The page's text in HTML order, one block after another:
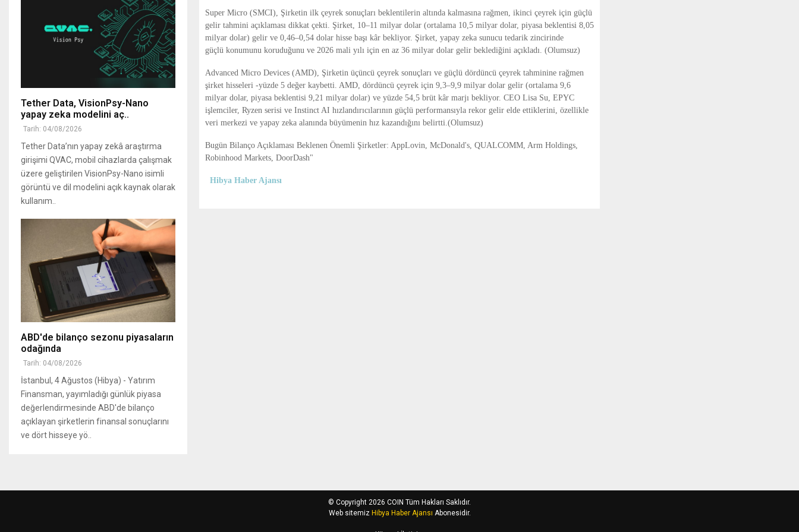
Super Micro (SMCI), Şirketin ilk çeyrek sonuçları beklentilerin altında kalmasına rağmen, ikinci çeyrek için güçlü
gelir tahmini açıklaması dikkat çekti. Şirket, 10–11 milyar dolar (ortalama 10,5 milyar dolar, piyasa beklentisi 8,05
milyar dolar) gelir ve 0,46–0,54 dolar hisse başı kâr bekliyor. Şirket, yapay zeka sunucu tedarik zincirinde
güçlü konumunu koruduğunu ve 2026 mali yılı için en az 36 milyar dolar gelir beklediğini açıkladı. (Olumsuz)
Advanced Micro Devices (AMD), Şirketin üçüncü çeyrek sonuçları ve güçlü dördüncü çeyrek tahminine rağmen
şirket hisseleri -yüzde 5 değer kaybetti. AMD, dördüncü çeyrek için 9,3–9,9 milyar dolar gelir (ortalama 9,6
milyar dolar, piyasa beklentisi 9,21 milyar dolar) ve yüzde 54,5 brüt kâr marjı bekliyor. CEO Lisa Su, EPYC
işlemciler, Ryzen serisi ve Instinct AI hızlandırıcılarının güçlü performansıyla rekor gelir elde ettiklerini, özellikle
veri merkezi ve yapay zeka alanında büyümenin hız kazandığını belirtti.(Olumsuz)
Bugün Bilanço Açıklaması Beklenen Önemli Şirketler: AppLovin, McDonald's, QUALCOMM, Arm Holdings,
Robinhood Markets, DoorDash"
Hibya Haber Ajansı
Tether Data, VisionPsy-Nano
yapay zeka modelini aç..
Tarih: 04/08/2026
Tether Data’nın yapay zekâ araştırma
girişimi QVAC, mobil cihazlarda çalışmak
üzere geliştirilen VisionPsy-Nano isimli
görüntü ve dil modelini açık kaynak olarak
kullanım..
ABD'de bilanço sezonu piyasaların
odağında
Tarih: 04/08/2026
İstanbul, 4 Ağustos (Hibya) - Yatırım
Finansman, yayımladığı günlük piyasa
değerlendirmesinde ABD'de bilanço
açıklayan şirketlerin finansal sonuçlarını
ve dört hisseye yö..
© Copyright 2026 COIN Tüm Hakları Saklıdır.
Web sitemiz Hibya Haber Ajansı Abonesidir.